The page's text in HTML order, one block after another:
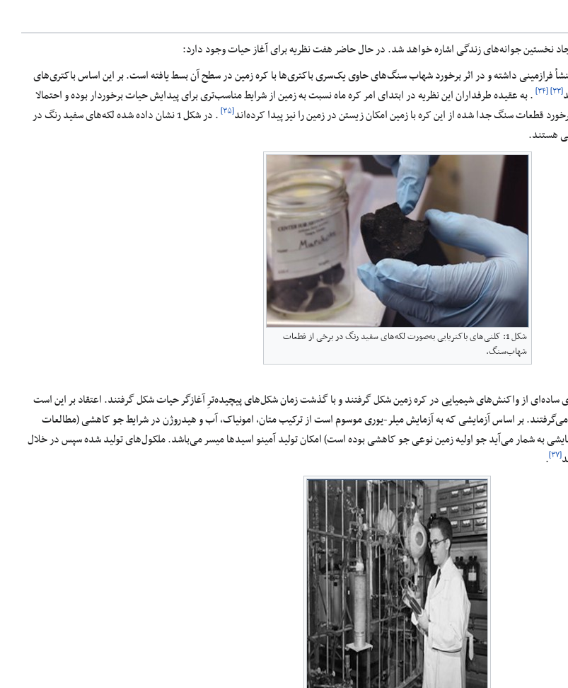
نخستین جوانه‌های زندگی اشاره خواهد شد. در حال حاضر هفت نظریه برای آغاز حیات وجود دارد:
فرا‌زمینی داشته و در اثر برخورد شهاب سنگ‌های حاوی یک‌سری باکتری‌ها با کره زمین در سطح آن بسط یافته است. بر این اساس باکتری‌های
[۳۳] [۳۴]
. به عقیده طرفداران این نظریه در ابتدای امر کره ماه نسبت به زمین از شرایط مناسب‌تری برای پیدایش حیات برخوردار بوده و احتمالا
قطعات سنگ جدا شده از این کره با زمین امکان زیستن در زمین را نیز پیدا کرده‌اند[۳۵]
. در شکل 1 نشان داده شده لکه‌های سفید رنگ در
هستند.
شکل 1: کلنی‌های باکتریایی به‌صورت لکه‌های سفید رنگ در برخی از قطعات
شهاب‌سنگ.
ساده‌ای از واکنش‌های شیمیایی در کره زمین شکل گرفتند و با گذشت زمان شکل‌های پیچیده‌ترِ آغازگر حیات شکل گرفتند. اعتقاد بر این است
بر اساس آزمایشی که به آزمایش میلر-یوری موسوم است از ترکیب متان، امونیاک، آب و هیدروژن در شرایط جو کاهشی (مطالعات
به شمار می‌آید جو اولیه زمین نوعی جو کاهشی بوده است) امکان تولید آمینو اسیدها میسر می‌باشد. ملکول‌های تولید شده سپس در خلال
[۳۷] .